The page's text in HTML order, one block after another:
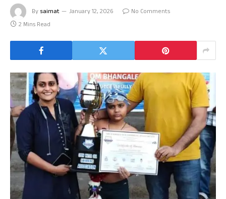
By saimat January 12, 2026
No Comments
2 Mins Read